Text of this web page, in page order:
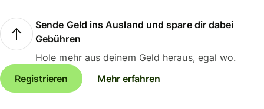
Sende Geld ins Ausland und spare dir dabei
Gebühren
Hole mehr aus deinem Geld heraus, egal wo.
Registrieren
Mehr erfahren